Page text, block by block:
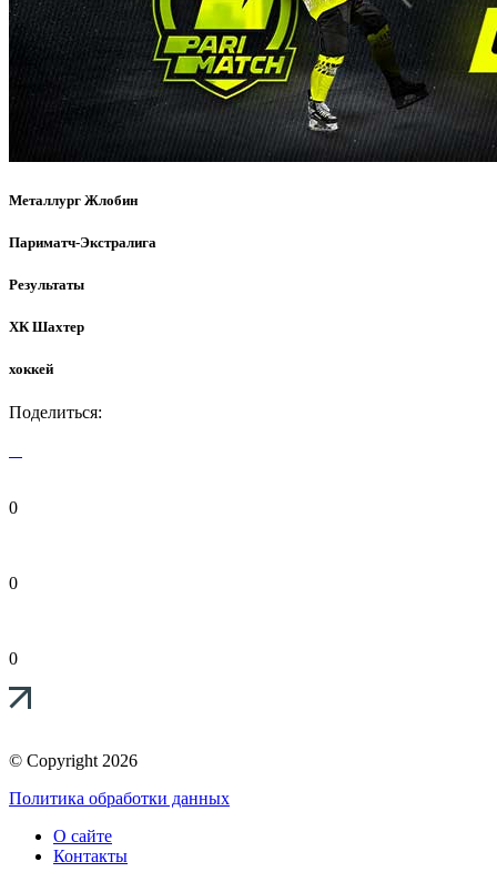
Металлург Жлобин
Париматч-Экстралига
Результаты
ХК Шахтер
хоккей
Поделиться:
0
0
0
© Copyright 2026
Политика обработки данных
О сайте
Контакты